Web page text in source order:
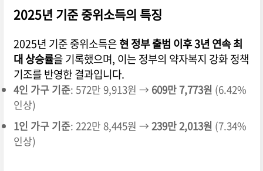
2025년 기준 중위소득의 특징
2025년 기준 중위소득은현 정부 출범 이후 3년 연속 최
대 상승률을 기록했으며, 이는 정부의 약자복지 강화 정책
기조를 반영한 결과입니다.
4인 가구 기준: 572만 9,913원 → 609만 7,773원 (6.42%
인상)
1인 가구 기준: 222만 8,445원 → 239만 2,013원 (7.34%
인상)